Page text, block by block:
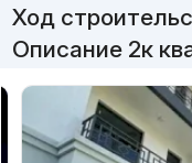
Ход
Описание 2к